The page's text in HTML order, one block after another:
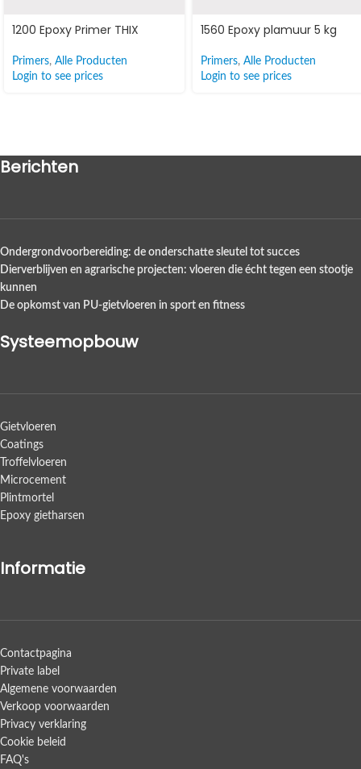
1200 Epoxy Primer THIX
Primers, Alle Producten
Login to see prices
1560 Epoxy plamuur 5 kg
Primers, Alle Producten
Login to see prices
Berichten
Ondergrondvoorbereiding: de onderschatte sleutel tot succes
Dierverblijven en agrarische projecten: vloeren die écht tegen een stootje
kunnen
De opkomst van PU-gietvloeren in sport en fitness
Systeemopbouw
Gietvloeren
Coatings
Troffelvloeren
Microcement
Plintmortel
Epoxy gietharsen
Informatie
Contactpagina
Private label
Algemene voorwaarden
Verkoop voorwaarden
Privacy verklaring
Cookie beleid
FAQ's